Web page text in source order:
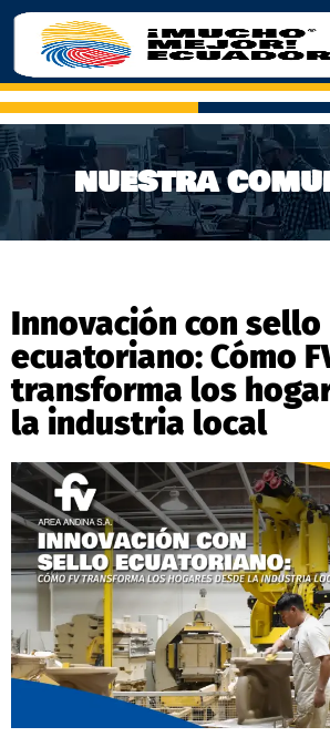
NUESTRA
Innovación con sello
ecuatoriano: Cómo
transforma los
la industria local